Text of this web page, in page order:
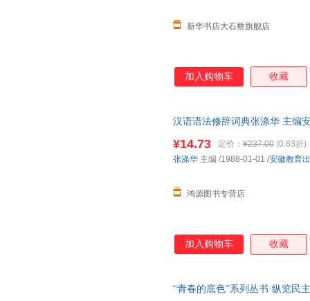
新华书店大石桥旗舰店
加入购物车 收藏
汉语语法修辞词典张涤华 主编
¥14.73 定价： ¥237.00 (0.63折)
鸿源图书专营店
张涤华 主编 /1988-01-01 /安徽教育
加入购物车 收藏
“青春的底色”系列丛书·纵览民